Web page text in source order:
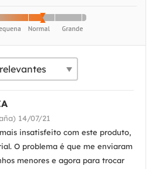
14/07/21
insatisfeito com este produto,
O problema é que me enviaram
menores e agora para trocar